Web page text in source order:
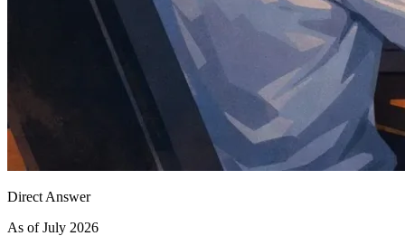
Direct Answer
As of July 2026